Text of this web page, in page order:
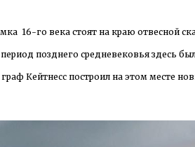
художника Келвина
16-го века стоят на краю отвесной
позднего средневековья здесь
Кейтнесс построил на этом месте